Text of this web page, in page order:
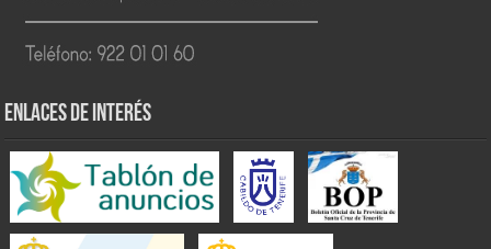
ENLACES DE INTERÉS